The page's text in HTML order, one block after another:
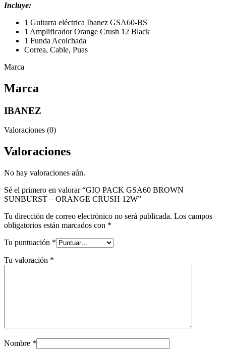
Incluye:
1 Guitarra eléctrica Ibanez GSA60-BS
1 Amplificador Orange Crush 12 Black
1 Funda Acolchada
Correa, Cable, Puas
Marca
Marca
IBANEZ
Valoraciones (0)
Valoraciones
No hay valoraciones aún.
Sé el primero en valorar “GIO PACK GSA60 BROWN
SUNBURST – ORANGE CRUSH 12W”
Tu dirección de correo electrónico no será publicada. Los campos
obligatorios están marcados con *
Tu puntuación *
Tu valoración *
Nombre *